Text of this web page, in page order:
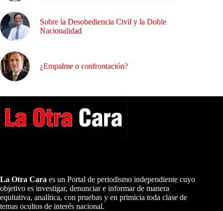
Sobre la Desobediencia Civil y la Doble
Nacionalidad
¿Empalme o confrontación?
La Otra Cara es un Portal de periodismo independiente cuyo
objetivo es investigar, denunciar e informar de manera
equitativa, analítica, con pruebas y en primicia toda clase de
temas ocultos de interés nacional.